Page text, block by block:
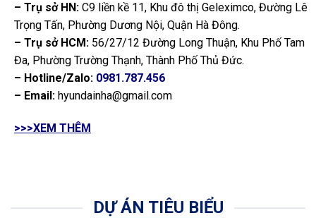
– Trụ sở HN: C9 liền kề 11, Khu đô thị Geleximco, Đường Lê
Trọng Tấn, Phường Dương Nội, Quận Hà Đông.
– Trụ sở HCM: 56/27/12 Đường Long Thuận, Khu Phố Tam
Đa, Phường Trường Thạnh, Thành Phố Thủ Đức.
– Hotline/Zalo: 0981.787.456
– Email: hyundainha@gmail.com
>>>XEM THÊM
DỰ ÁN TIÊU BIỂU